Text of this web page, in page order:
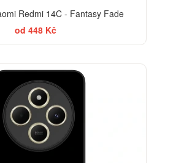
Redmi 14C - Fantasy Fade
od 448 Kč